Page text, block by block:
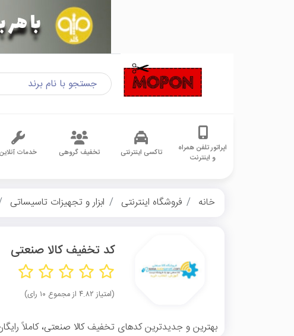
اپراتور تلفن همراه
و اینترنت
تاکسی اینترنتی تخفیف گروهی خدمات آنلاین
خانه فروشگاه اینترنتی ابزار و تجهیزات تاسیساتی
کد تخفیف کالا صنعتی
(امتیاز ۴.۸۲ از مجموع ۱۰ رای)
بهترین و جدیدترین کدهای تخفیف کالا صنعتی، کاملاً